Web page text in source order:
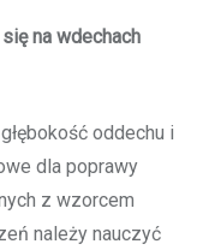
na wdechach
oddechu i
dla poprawy
z wzorcem
należy nauczyć